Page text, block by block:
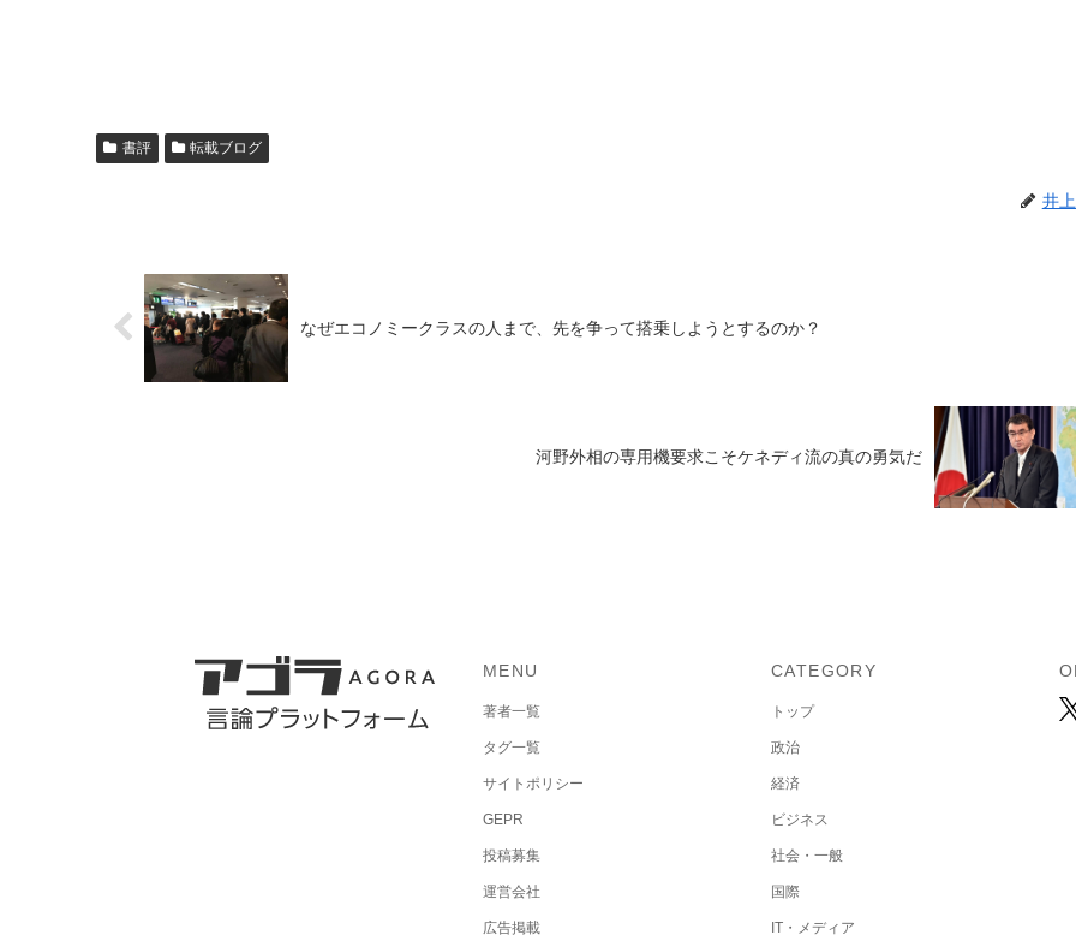
書評 転載ブログ
井
なぜエコノミークラスの人まで、先を争って搭乗しようとするのか？
河野外相の専用機要求こそケネディ流の真の勇気だ
MENU
著者一覧
タグ一覧
サイトポリシー
GEPR
投稿募集
運営会社
広告掲載
CATEGORY
トップ
政治
経済
ビジネス
社会・一般
国際
IT・メディア